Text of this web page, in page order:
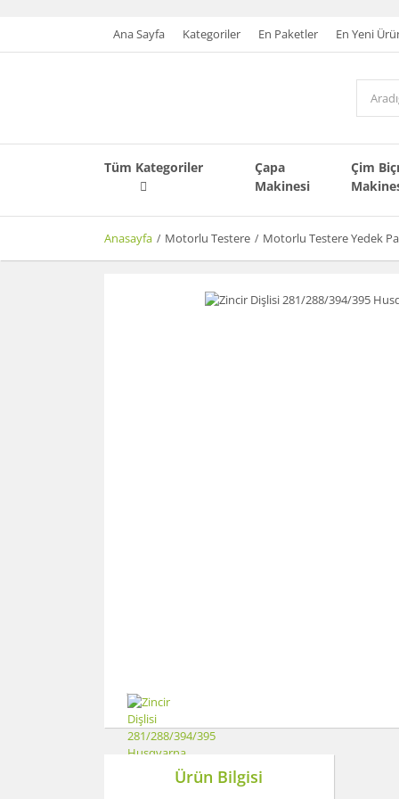
Ana Sayfa Kategoriler En Paketler En Yeni
Tüm Kategoriler
Çapa
Makinesi
Çim
Anasayfa Motorlu Testere Motorlu Testere Yedek
Ürün Bilgisi